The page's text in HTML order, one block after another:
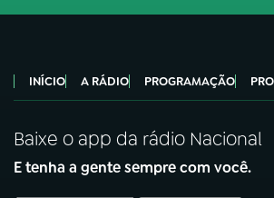
INÍCIO A RÁDIO PROGRAMAÇÃO
Baixe o app da rádio Nacional
E tenha a gente sempre com você.